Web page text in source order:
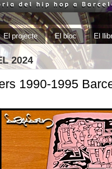
El projecte El bloc El
2024
1990-1995